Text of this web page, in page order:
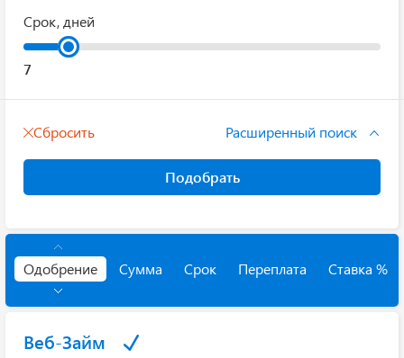
Срок, дней
Сбросить Расширенный поиск
Подобрать
Одобрение Сумма Срок Переплата Ставка %
Веб-Займ